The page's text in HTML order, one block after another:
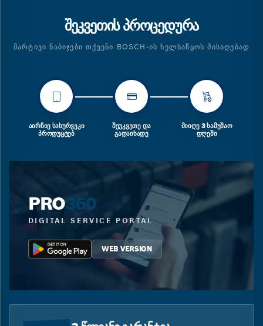
ᲨᲔᲙᲕᲔᲗᲘᲡ ᲞᲠᲝᲪᲔᲓᲣᲠᲐ
ᲛᲐᲠᲢᲘᲕᲘ ᲜᲐᲑᲘᲯᲔᲑᲘ ᲗᲥᲕᲔᲜᲘ BOSCH-ᲘᲡ ᲮᲔᲚᲡᲐᲬᲧᲝᲡ ᲛᲘᲡᲐᲦᲔᲑᲐᲓ
ᲐᲘᲠᲩᲘᲔ ᲡᲐᲡᲣᲠᲕᲔᲙᲘ
ᲞᲠᲝᲓᲣᲪᲢᲔᲑ
ᲨᲔᲣᲙᲕᲔᲗᲔ ᲓᲐ
ᲒᲐᲓᲐᲘᲮᲐᲓᲔ
ᲛᲘᲘᲦᲔ 3 ᲡᲐᲛᲣᲨᲐᲝ
ᲓᲦᲔᲨᲘ
PRO360
DIGITAL SERVICE PORTAL
WEB VERSION